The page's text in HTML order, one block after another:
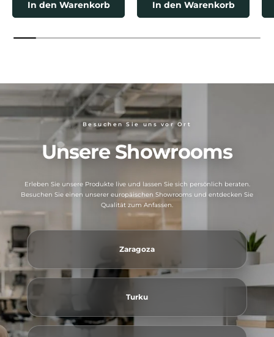
In den Warenkorb In den Warenkorb
Besuchen Sie uns vor Ort
Unsere Showrooms
Erleben Sie unsere Produkte live und lassen Sie sich persönlich beraten.
Besuchen Sie einen unserer europäischen Showrooms und entdecken Sie
Qualität zum Anfassen.
Zaragoza
Turku